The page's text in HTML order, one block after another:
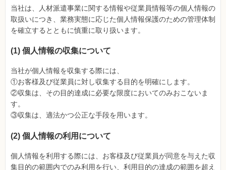
当社は、人材派遣事業に関する情報や従業員情報等の個人情報の
取扱いにつき、業務実態に応じた個人情報保護のための管理体制
を確立するとともに慎重に取り扱います。
(1) 個人情報の収集について
当社が個人情報を収集する際には、
①お客様及び従業員に対し収集する目的を明確にします。
②収集は、その目的達成に必要な限度においてのみおこないま
す。
③収集は、適法かつ公正な手段を用います。
(2) 個人情報の利用について
個人情報を利用する際には、お客様及び従業員が同意を与えた収
集目的の範囲内でのみ利用を行い、利用目的の達成の範囲を超え